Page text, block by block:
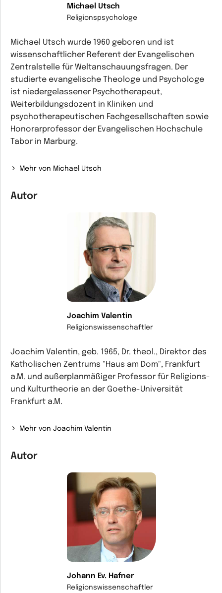
Michael Utsch
Religionspsychologe
Michael Utsch wurde 1960 geboren und ist
wissenschaftlicher Referent der Evangelischen
Zentralstelle für Weltanschauungsfragen. Der
studierte evangelische Theologe und Psychologe
ist niedergelassener Psychotherapeut,
Weiterbildungsdozent in Kliniken und
psychotherapeutischen Fachgesellschaften sowie
Honorarprofessor der Evangelischen Hochschule
Tabor in Marburg.
Mehr von Michael Utsch
Autor
Joachim Valentin
Religionswissenschaftler
Joachim Valentin, geb. 1965, Dr. theol., Direktor des
Katholischen Zentrums "Haus am Dom", Frankfurt
a.M. und außerplanmäßiger Professor für Religions-
und Kulturtheorie an der Goethe-Universität
Frankfurt a.M.
Mehr von Joachim Valentin
Autor
Johann Ev. Hafner
Religionswissenschaftler